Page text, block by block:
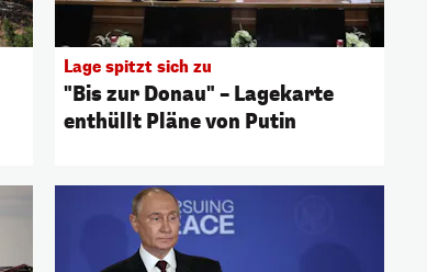
Lage spitzt sich zu
"Bis zur Donau" – Lagekarte
enthüllt Pläne von Putin